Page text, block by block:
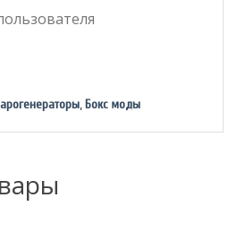
, Бокс моды